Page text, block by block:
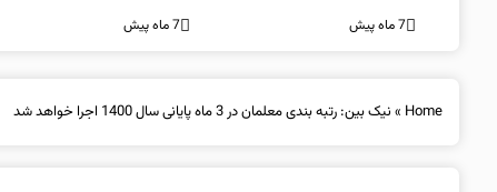
7 ماه پیش
ناپولی
7 ماه پیش
Home
» نیک بین: رتبه بندی معلمان در 3 ماه پایانی سال 1400 اجرا خواهد شد